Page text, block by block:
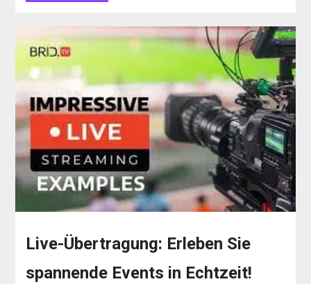
Live-Übertragung: Erleben Sie
spannende Events in Echtzeit!